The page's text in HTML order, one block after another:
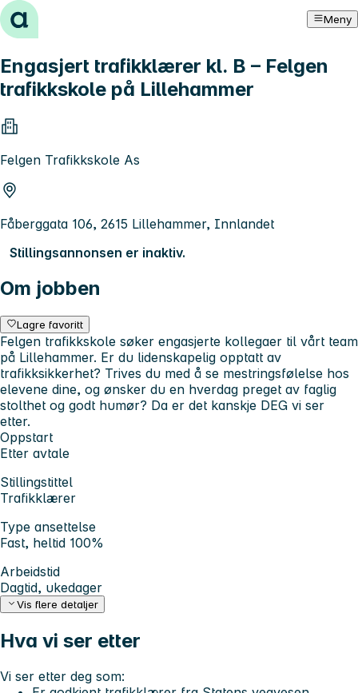
Hopp til innhold Meny
Engasjert trafikklærer kl. B – Felgen
trafikkskole på Lillehammer
Felgen Trafikkskole As
Fåberggata 106, 2615 Lillehammer, Innlandet
Stillingsannonsen er inaktiv.
Om jobben
Lagre favoritt
Felgen trafikkskole søker engasjerte kollegaer til vårt team
på Lillehammer. Er du lidenskapelig opptatt av
trafikksikkerhet? Trives du med å se mestringsfølelse hos
elevene dine, og ønsker du en hverdag preget av faglig
stolthet og godt humør? Da er det kanskje DEG vi ser
etter.
Oppstart
Etter avtale
Stillingstittel
Trafikklærer
Type ansettelse
Fast, heltid 100%
Arbeidstid
Dagtid, ukedager
Vis flere detaljer
Hva vi ser etter
Vi ser etter deg som: